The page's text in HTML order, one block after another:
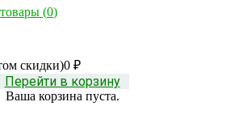
(0)
скидки)0 ₽
Перейти в корзину
Ваша корзина пуста.